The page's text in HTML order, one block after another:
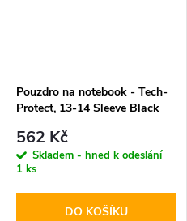
Pouzdro na notebook - Tech-
Protect, 13-14 Sleeve Black
562 Kč
Skladem - hned k odeslání
1 ks
DO KOŠÍKU